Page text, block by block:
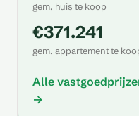
gem. huis te koop
€371.241
gem. appartement te
Alle
→